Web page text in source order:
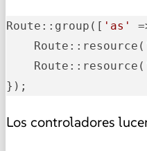
Route::group([ 'as'
    Route::resource
(
    Route::resource
(
});
Los controladores